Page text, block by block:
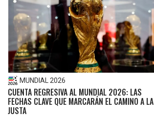
MUNDIAL 2026
CUENTA REGRESIVA AL MUNDIAL 2026: LAS
FECHAS CLAVE QUE MARCARÁN EL CAMINO A LA
JUSTA